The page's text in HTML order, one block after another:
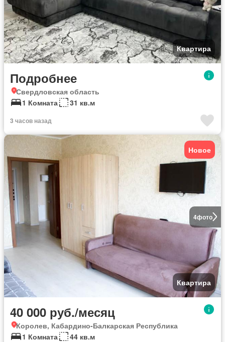
Квартира
Подробнее
Свердловская область
1 Комната
31 кв.м
3 часов назад
4фото
Новое
Квартира
40 000 руб./месяц
Королев, Кабардино-Балкарская Республика
1 Комната
44 кв.м